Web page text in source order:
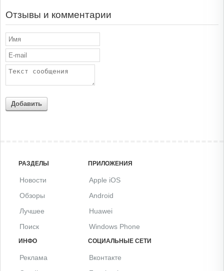
Отзывы и комментарии
Добавить
РАЗДЕЛЫ
Новости
Обзоры
Лучшее
Поиск
ПРИЛОЖЕНИЯ
Apple iOS
Android
Huawei
Windows Phone
ИНФО
Реклама
СОЦИАЛЬНЫЕ СЕТИ
Вконтакте